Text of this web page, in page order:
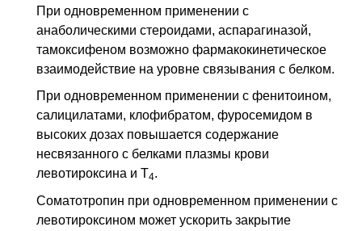
При одновременном применении с
анаболическими стероидами, аспарагиназой,
тамоксифеном возможно фармакокинетическое
взаимодействие на уровне связывания с белком.
При одновременном применении с фенитоином,
салицилатами, клофибратом, фуросемидом в
высоких дозах повышается содержание
несвязанного с белками плазмы крови
левотироксина и Т4.
Соматотропин при одновременном применении с
левотироксином может ускорить закрытие